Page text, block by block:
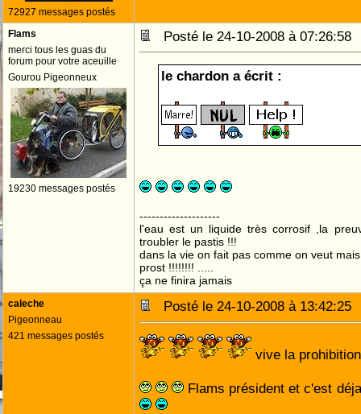
72927 messages postés
Flams
merci tous les guas du
forum pour votre aceuille
Gourou Pigeonneux
19230 messages postés
Posté le 24-10-2008 à
le chardon a écrit :
--------------------
l'eau est un liquide très corrosif ,la
troubler le pastis !!!
dans la vie on fait pas comme on veut
prost !!!!!!!! .....
ça ne finira jamais
caleche
Pigeonneau
421 messages postés
Posté le 24-10-2008 à
vive la
Flams président et c'est